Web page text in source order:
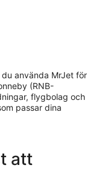
använda MrJet för
(RNB-
flygbolag och
passar dina
att